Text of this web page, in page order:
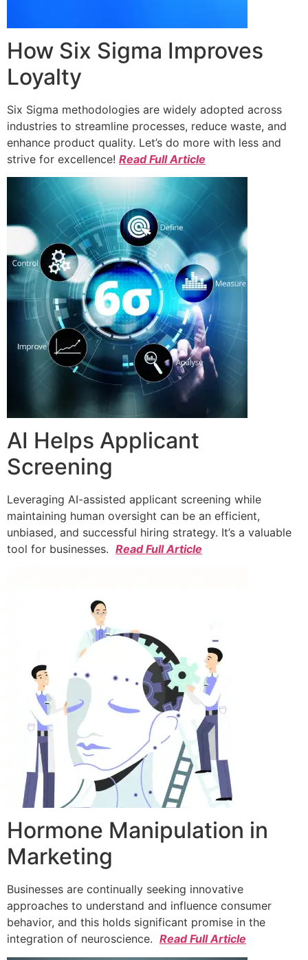
How Six Sigma Improves
Loyalty
Six Sigma methodologies are widely adopted across
industries to streamline processes, reduce waste, and
enhance product quality. Let’s do more with less and
strive for excellence! Read Full Article
AI Helps Applicant
Screening
Leveraging AI-assisted applicant screening while
maintaining human oversight can be an efficient,
unbiased, and successful hiring strategy. It’s a valuable
tool for businesses. Read Full Article
Hormone Manipulation in
Marketing
Businesses are continually seeking innovative
approaches to understand and influence consumer
behavior, and this holds significant promise in the
integration of neuroscience. Read Full Article